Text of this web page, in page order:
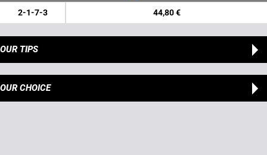
2-1-7-3 44,80 €
OUR TIPS
OUR CHOICE